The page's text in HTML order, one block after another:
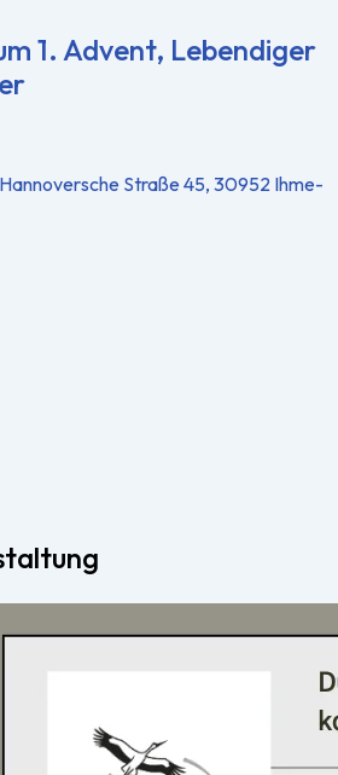
1. Advent, Lebendiger
Straße 45, 30952 Ihme-